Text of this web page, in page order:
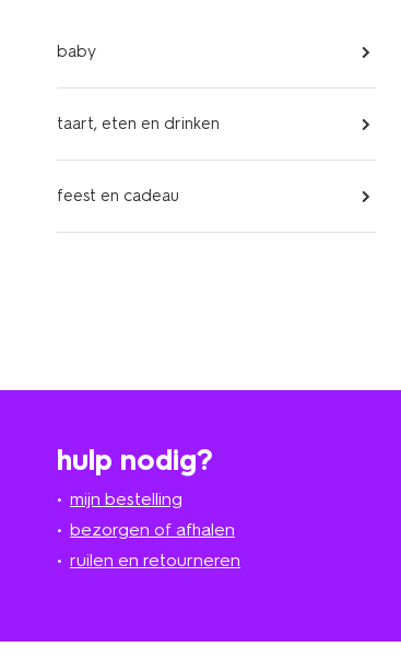
baby
taart, eten en drinken
feest en cadeau
hulp nodig?
mijn bestelling
bezorgen of afhalen
ruilen en retourneren